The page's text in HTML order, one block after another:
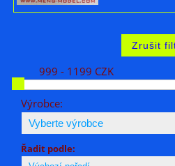
999 - 1199 CZK
Výrobce:
Řadit podle: